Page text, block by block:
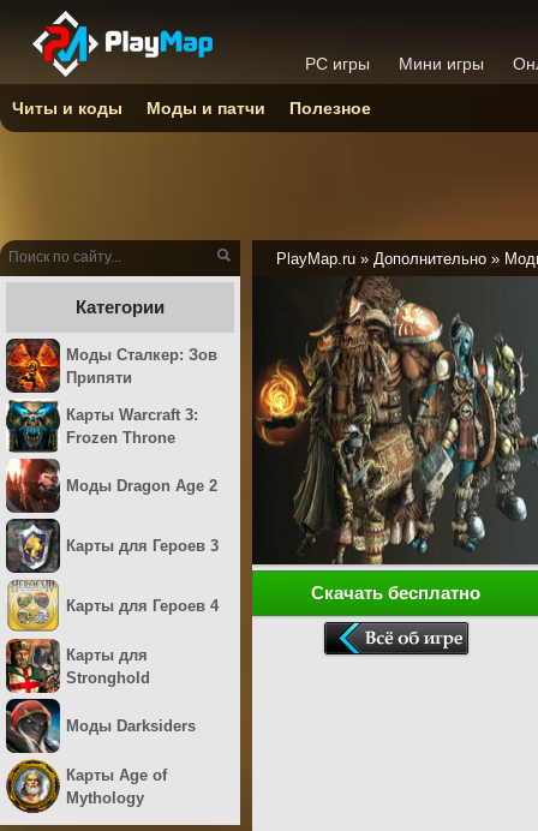
PlayMap.ru » Дополнительно »
Скачать бесплатно
Категории
Моды Сталкер: Зов
Припяти
Карты Warcraft 3:
Frozen Throne
Моды Dragon Age 2
Карты для Героев 3
Карты для Героев 4
Карты для
Stronghold
Моды Darksiders
Карты Age of
Mythology
PC игры Мини игры
Читы и коды Моды и патчи Полезное